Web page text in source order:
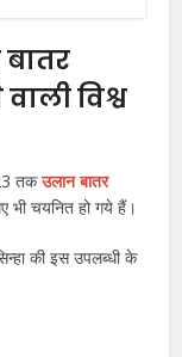
विश्व
तकउलान बातर
भी चयनित हो गये हैं।
की इस उपलब्धी के